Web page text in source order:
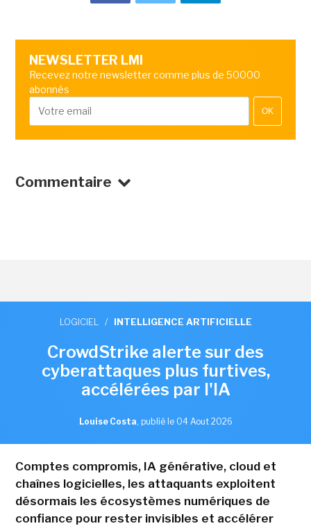
NEWSLETTER LMI
Recevez notre newsletter comme plus de 50000
abonnés
OK
Commentaire
LOGICIEL / INTELLIGENCE ARTIFICIELLE
CrowdStrike alerte sur des
cyberattaques plus furtives,
accélérées par l'IA
Louise Costa, publié le 04 Aout 2026
Comptes compromis, IA générative, cloud et
chaînes logicielles, les attaquants exploitent
désormais les écosystèmes numériques de
confiance pour rester invisibles et accélérer